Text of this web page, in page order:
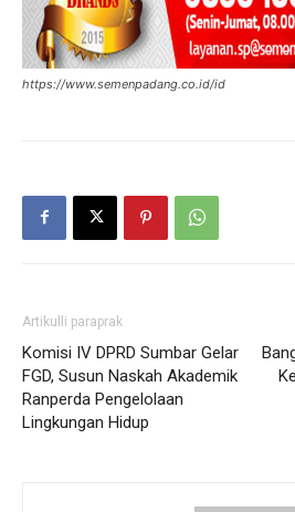
https://www.semenpadang.co.id/id
Artikulli paraprak
Komisi IV DPRD Sumbar Gelar
FGD, Susun Naskah Akademik
Ranperda Pengelolaan
Lingkungan Hidup